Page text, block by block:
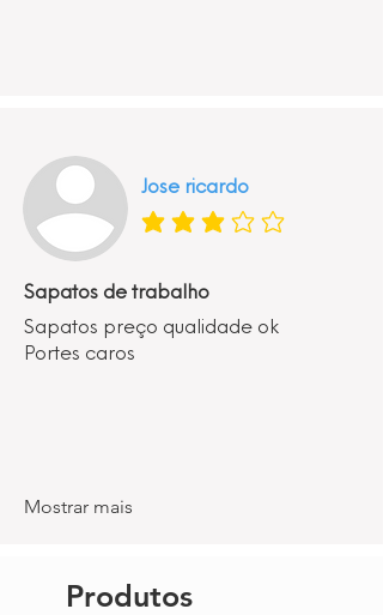
Jose ricardo
classificação média é 3 de 5
Sapatos de trabalho
Sapatos preço qualidade ok
Portes caros
Mostrar mais
Produtos